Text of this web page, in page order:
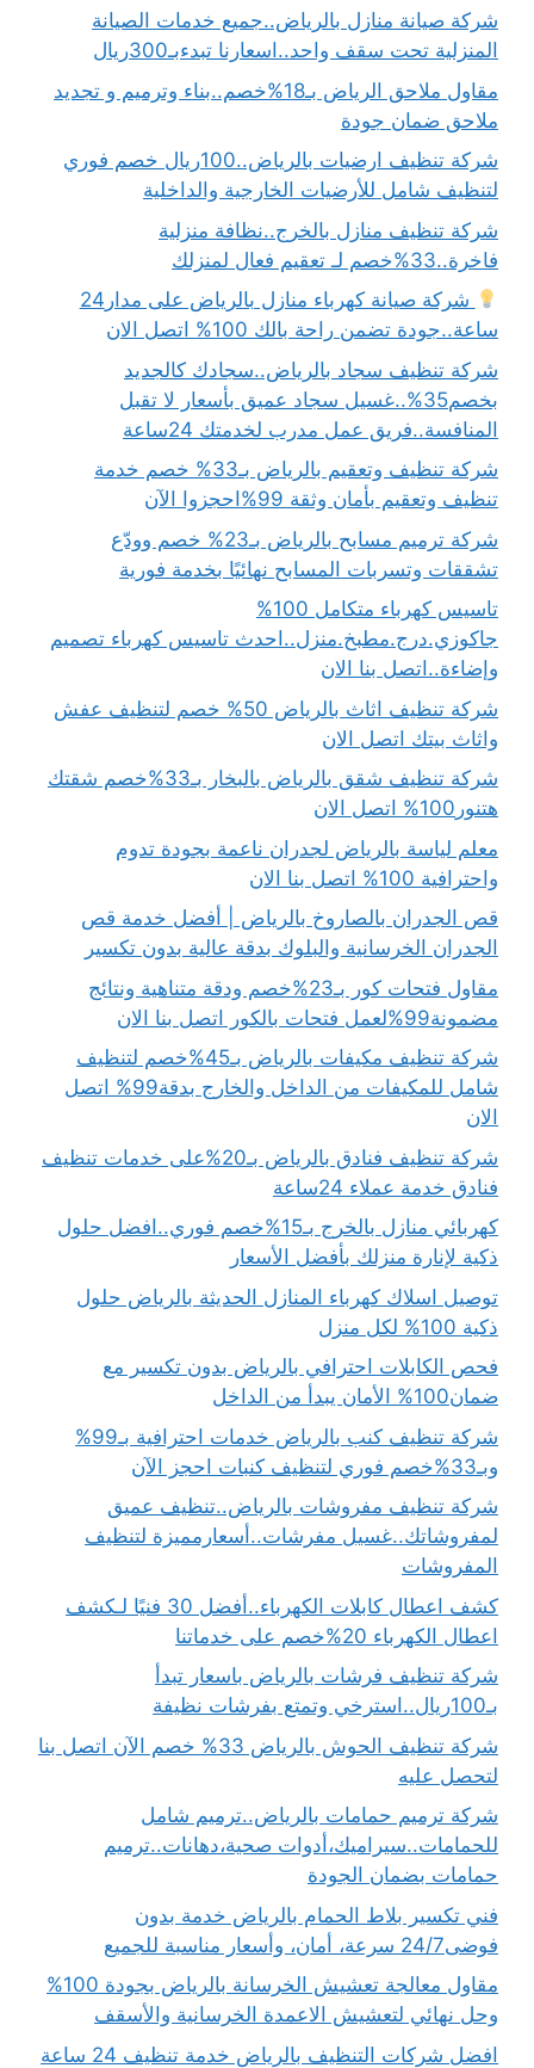
شركة صيانة منازل بالرياض..جميع خدمات الصيانة
المنزلية تحت سقف واحد..اسعارنا تبدءبـ300ريال
مقاول ملاحق الرياض بـ18%خصم..بناء وترميم و تجديد
ملاحق ضمان جودة
شركة تنظيف ارضيات بالرياض..100ريال خصم فوري
لتنظيف شامل للأرضيات الخارجية والداخلية
شركة تنظيف منازل بالخرج..نظافة منزلية
فاخرة..33%خصم لـ تعقيم فعال لمنزلك
شركة صيانة كهرباء منازل بالرياض على مدار24
ساعة..جودة تضمن راحة بالك 100% اتصل الان
شركة تنظيف سجاد بالرياض..سجادك كالجديد
بخصم35%..غسيل سجاد عميق بأسعار لا تقبل
المنافسة..فريق عمل مدرب لخدمتك 24ساعة
شركة تنظيف وتعقيم بالرياض بـ33% خصم خدمة
تنظيف وتعقيم بأمان وثقة 99%احجزوا الآن
شركة ترميم مسابح بالرياض بـ23% خصم وودّع
تشققات وتسربات المسابح نهائيًا بخدمة فورية
تاسيس كهرباء متكامل 100%
جاكوزي.درج.مطبخ.منزل..احدث تاسيس كهرباء تصميم
وإضاءة..اتصل بنا الان
شركة تنظيف اثاث بالرياض 50% خصم لتنظيف عفش
واثاث بيتك اتصل الان
شركة تنظيف شقق بالرياض بالبخار بـ33%خصم شقتك
هتنور100% اتصل الان
معلم لياسة بالرياض لجدران ناعمة بجودة تدوم
واحترافية 100% اتصل بنا الان
قص الجدران بالصاروخ بالرياض | أفضل خدمة قص
الجدران الخرسانية والبلوك بدقة عالية بدون تكسير
مقاول فتحات كور بـ23%خصم ودقة متناهية ونتائج
مضمونة99%لعمل فتحات بالكور اتصل بنا الان
شركة تنظيف مكيفات بالرياض بـ45%خصم لتنظيف
شامل للمكيفات من الداخل والخارج بدقة99% اتصل
الان
شركة تنظيف فنادق بالرياض بـ20%على خدمات تنظيف
فنادق خدمة عملاء 24ساعة
كهربائي منازل بالخرج بـ15%خصم فوري..افضل حلول
ذكية لإنارة منزلك بأفضل الأسعار
توصيل اسلاك كهرباء المنازل الحديثة بالرياض حلول
ذكية 100% لكل منزل
فحص الكابلات احترافي بالرياض بدون تكسير مع
ضمان100% الأمان يبدأ من الداخل
شركة تنظيف كنب بالرياض خدمات احترافية بـ99%
وبـ33%خصم فوري لتنظيف كنبات احجز الآن
شركة تنظيف مفروشات بالرياض..تنظيف عميق
لمفروشاتك..غسيل مفرشات..أسعارمميزة لتنظيف
المفروشات
كشف اعطال كابلات الكهرباء..أفضل 30 فنيًا لـكشف
اعطال الكهرباء 20%خصم على خدماتنا
شركة تنظيف فرشات بالرياض باسعار تبدأ
بـ100ريال..استرخي وتمتع بفرشات نظيفة
شركة تنظيف الحوش بالرياض 33% خصم الآن اتصل بنا
لتحصل عليه
شركة ترميم حمامات بالرياض..ترميم شامل
للحمامات..سيراميك،أدوات صحية،دهانات..ترميم
حمامات بضمان الجودة
فني تكسير بلاط الحمام بالرياض خدمة بدون
فوضى24/7 سرعة، أمان، وأسعار مناسبة للجميع
مقاول معالجة تعشيش الخرسانة بالرياض بجودة 100%
وحل نهائي لتعشيش الاعمدة الخرسانية والأسقف
افضل شركات التنظيف بالرياض خدمة تنظيف 24 ساعة